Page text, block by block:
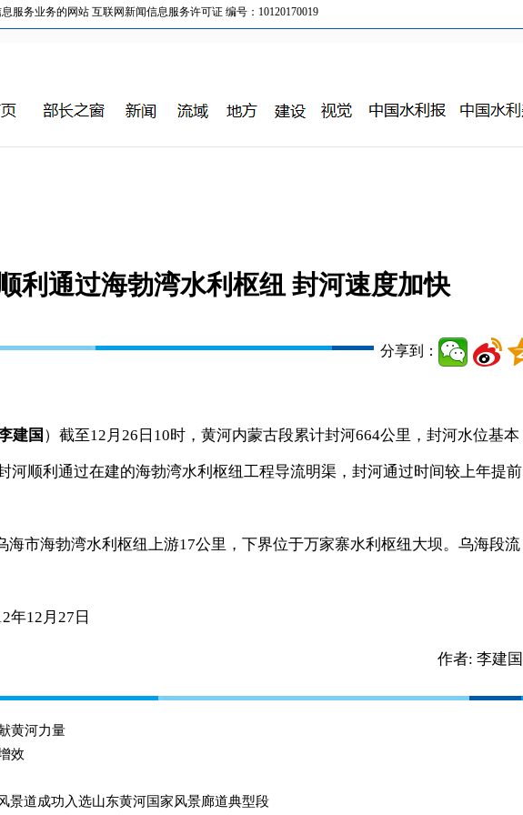
服务业务的网站 互联网新闻信息服务许可证 编号：10120170019
利通过海勃湾水利枢纽 封河速度加快
分享到：
建国 ）截至12月26日10时，黄河内蒙古段累计封河664公里，封河水位基本
河顺利通过在建的海勃湾水利枢纽工程导流明渠，封河通过时间较上年提前
市海勃湾水利枢纽上游17公里，下界位于万家寨水利枢纽大坝。乌海段流
12月27日
作者: 李建国
黄河力量
效
景道成功入选山东黄河国家风景廊道典型段